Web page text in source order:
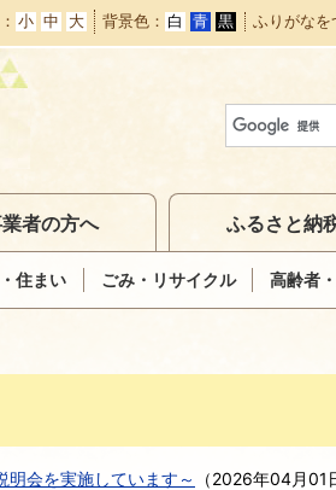
小 中 大 背景色 白 青 黒 ふりがなを
住まい ごみ・リサイクル 高齢者
者の方へ ふるさと納
明会を実施しています～ （2026年04月01